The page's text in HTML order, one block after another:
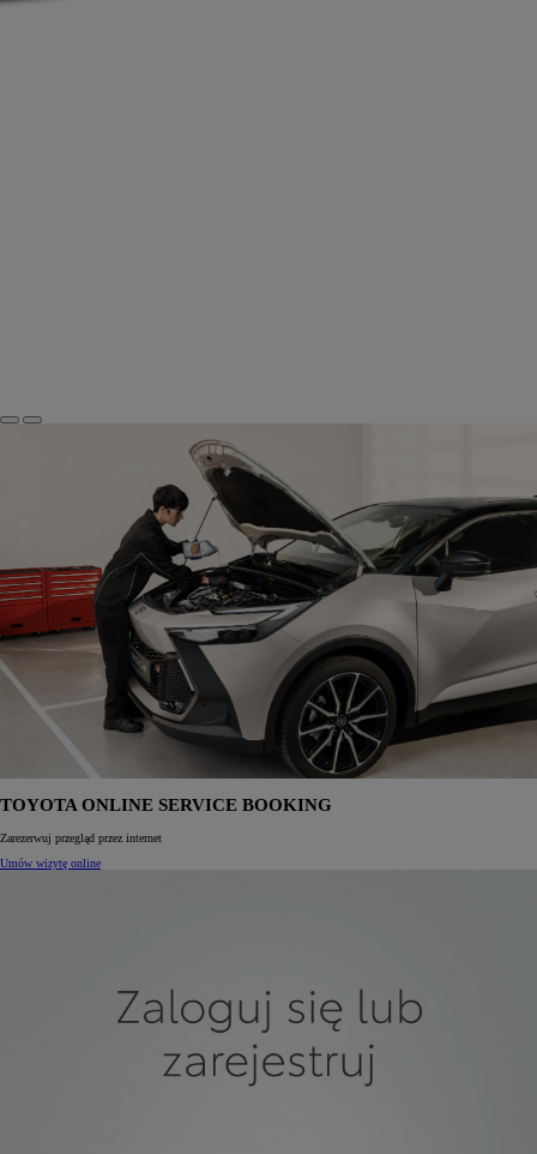
TOYOTA ONLINE SERVICE BOOKING
Zarezerwuj przegląd przez internet
Umów wizytę online